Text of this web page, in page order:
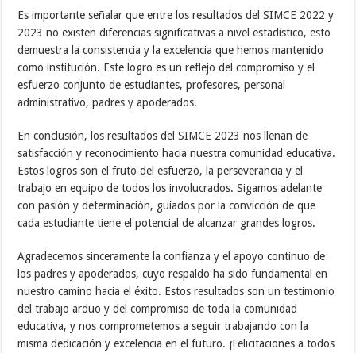
Es importante señalar que entre los resultados del SIMCE 2022 y
2023 no existen diferencias significativas a nivel estadístico, esto
demuestra la consistencia y la excelencia que hemos mantenido
como institución. Este logro es un reflejo del compromiso y el
esfuerzo conjunto de estudiantes, profesores, personal
administrativo, padres y apoderados.
En conclusión, los resultados del SIMCE 2023 nos llenan de
satisfacción y reconocimiento hacia nuestra comunidad educativa.
Estos logros son el fruto del esfuerzo, la perseverancia y el
trabajo en equipo de todos los involucrados. Sigamos adelante
con pasión y determinación, guiados por la convicción de que
cada estudiante tiene el potencial de alcanzar grandes logros.
Agradecemos sinceramente la confianza y el apoyo continuo de
los padres y apoderados, cuyo respaldo ha sido fundamental en
nuestro camino hacia el éxito. Estos resultados son un testimonio
del trabajo arduo y del compromiso de toda la comunidad
educativa, y nos comprometemos a seguir trabajando con la
misma dedicación y excelencia en el futuro. ¡Felicitaciones a todos